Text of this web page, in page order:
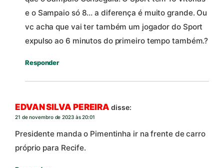
e o Sampaio só 8… a diferença é muito grande. Ou
vc acha que vai ter também um jogador do Sport
expulso ao 6 minutos do primeiro tempo também.?
Responder
EDVAN SILVA PEREIRA disse:
21 de novembro de 2023 às 20:01
Presidente manda o Pimentinha ir na frente de carro
próprio para Recife.